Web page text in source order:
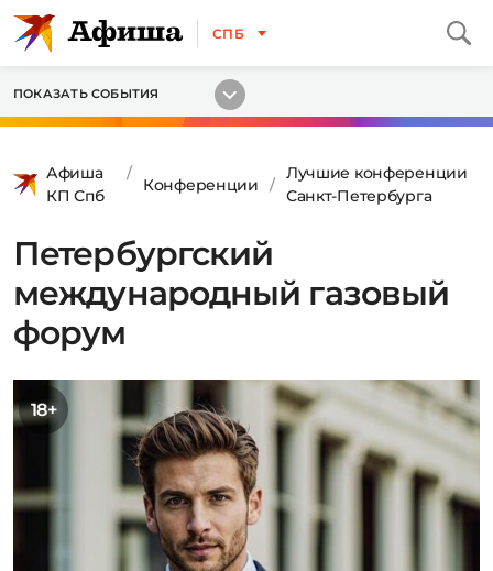
СПБ
ПОКАЗАТЬ СОБЫТИЯ
Афиша
КП Спб
Конференции
Лучшие конференции
Санкт-Петербурга
Петербургский
международный газовый
форум
18+